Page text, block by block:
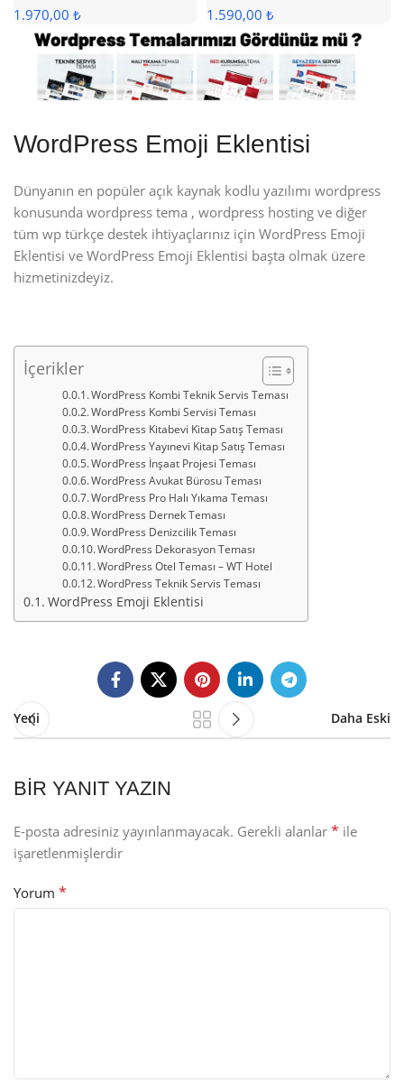
1.970,00 ₺ 1.590,00 ₺
WordPress Emoji Eklentisi
Dünyanın en popüler açık kaynak kodlu yazılımı wordpress
konusunda wordpress tema , wordpress hosting ve diğer
tüm wp türkçe destek ihtiyaçlarınız için WordPress Emoji
Eklentisi ve WordPress Emoji Eklentisi başta olmak üzere
hizmetinizdeyiz.
İçerikler
WordPress Kombi Teknik Servis Teması
WordPress Kombi Servisi Teması
WordPress Kitabevi Kitap Satış Teması
WordPress Yayınevi Kitap Satış Teması
WordPress İnşaat Projesi Teması
WordPress Avukat Bürosu Teması
WordPress Pro Halı Yıkama Teması
WordPress Dernek Teması
WordPress Denizcilik Teması
WordPress Dekorasyon Teması
WordPress Otel Teması – WT Hotel
WordPress Teknik Servis Teması
WordPress Emoji Eklentisi
Yeni Daha Eski
BIR YANIT YAZIN
E-posta adresiniz yayınlanmayacak. Gerekli alanlar * ile
işaretlenmişlerdir
Yorum *